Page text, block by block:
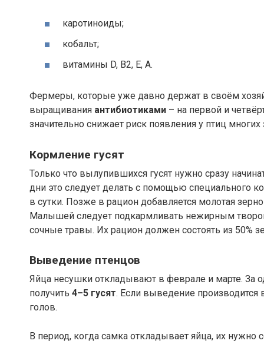
каротиноиды;
кобальт;
витамины D, В2, Е, А.
Фермеры, которые уже давно держат в своём
выращивания антибиотиками – на первой и
значительно снижает риск появления у птиц многих
Кормление гусят
Только что вылупившихся гусят нужно сразу
дни это следует делать с помощью специального
в сутки. Позже в рацион добавляется молотая
Малышей следует подкармливать нежирным
сочные травы. Их рацион должен состоять из 50%
Выведение птенцов
Яйца несушки откладывают в феврале и марте. За
получить 4–5 гусят. Если выведение производится
голов.
В период, когда самка откладывает яйца, их нужно